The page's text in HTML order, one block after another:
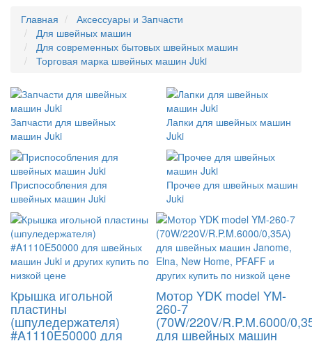
Главная
Аксессуары и Запчасти
Для швейных машин
Для современных бытовых швейных машин
Торговая марка швейных машин Juki
Запчасти для швейных
машин Juki
Лапки для швейных машин
Juki
Приспособления для
швейных машин Juki
Прочее для швейных машин
Juki
Крышка игольной
пластины
(шпуледержателя)
#A1110E50000 для
Мотор YDK model YM-
260-7
(70W/220V/R.P.M.6000/
для швейных машин